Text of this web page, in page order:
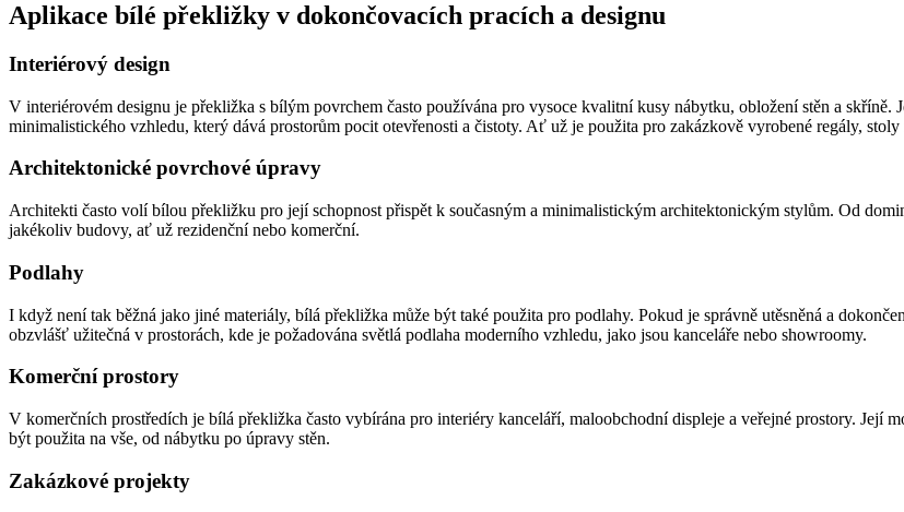
Aplikace bílé překližky v dokončovacích pracích a designu
Interiérový design
V interiérovém designu je překližka s bílým povrchem často používána pro vysoce kvalitní kusy nábytku, obložení stěn a
minimalistického vzhledu, který dává prostorům pocit otevřenosti a čistoty. Ať už je použita pro zakázkově vyrobené regály,
Architektonické povrchové úpravy
Architekti často volí bílou překližku pro její schopnost přispět k současným a minimalistickým architektonickým stylům. Od
jakékoliv budovy, ať už rezidenční nebo komerční.
Podlahy
I když není tak běžná jako jiné materiály, bílá překližka může být také použita pro podlahy. Pokud je správně utěsněná a
obzvlášť užitečná v prostorách, kde je požadována světlá podlaha moderního vzhledu, jako jsou kanceláře nebo showroomy.
Komerční prostory
V komerčních prostředích je bílá překližka často vybírána pro interiéry kanceláří, maloobchodní displeje a veřejné prostory. Její
být použita na vše, od nábytku po úpravy stěn.
Zakázkové projekty